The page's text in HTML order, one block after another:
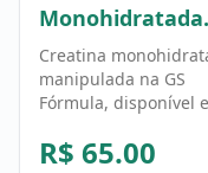
Monohidratada
100g - 100%
Creatina
manipulada na GS
Fórmula, disponível
amplamente utilizado
R$ 65.00